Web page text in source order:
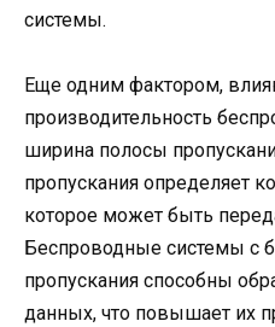
системы.
Еще одним фактором,
производительность
ширина полосы
пропускания определяет
которое может быть
Беспроводные системы с
пропускания способны
данных, что повышает их